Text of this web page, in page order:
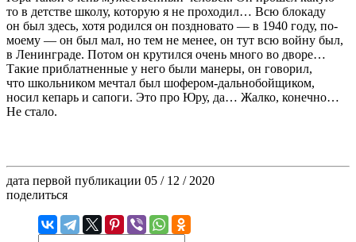
то в детстве школу, которую я не проходил… Всю блокаду
он был здесь, хотя родился он поздновато — в 1940 году, по-
моему — он был мал, но тем не менее, он тут всю войну был,
в Ленинграде. Потом он крутился очень много во дворе…
Такие приблатненные у него были манеры, он говорил,
что школьником мечтал был шофером-дальнобойщиком,
носил кепарь и сапоги. Это про Юру, да… Жалко, конечно…
Не стало.
дата первой публикации 05 / 12 / 2020
поделиться